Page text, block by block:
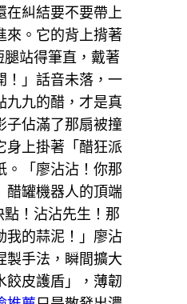
糾結要不要帶上
來。它的背上揹著
站得筆直，戴著
！」話音未落，一
九九的醋，才是真
子佔滿了那扇被撞
身上掛著「醋狂派
。「廖沾沾！你那
醋罐機器人的頂端
！沾沾先生！那
我的蒜泥！」廖沾
製手法，瞬間擴大
餃皮護盾」，薄韌